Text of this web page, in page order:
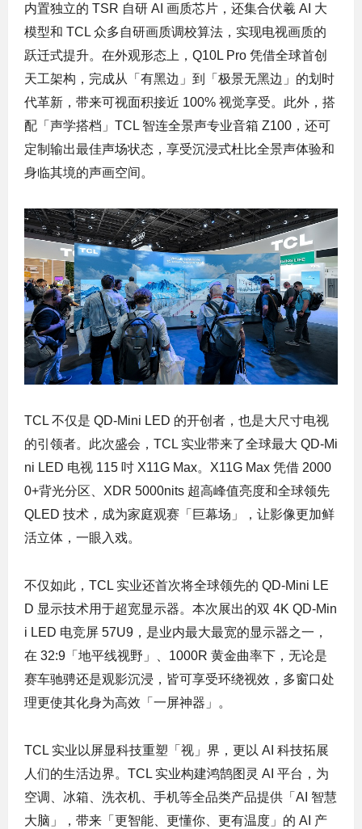
内置独立的 TSR 自研 AI 画质芯片，还集合伏羲 AI 大
模型和 TCL 众多自研画质调校算法，实现电视画质的
跃迁式提升。在外观形态上，Q10L Pro 凭借全球首创
天工架构，完成从「有黑边」到「极景无黑边」的划时
代革新，带来可视面积接近 100% 视觉享受。此外，搭
配「声学搭档」TCL 智连全景声专业音箱 Z100，还可
定制输出最佳声场状态，享受沉浸式杜比全景声体验和
身临其境的声画空间。
TCL 不仅是 QD-Mini LED 的开创者，也是大尺寸电视
的引领者。此次盛会，TCL 实业带来了全球最大 QD-Mi
ni LED 电视 115 吋 X11G Max。X11G Max 凭借 2000
0+背光分区、XDR 5000nits 超高峰值亮度和全球领先
QLED 技术，成为家庭观赛「巨幕场」，让影像更加鲜
活立体，一眼入戏。
不仅如此，TCL 实业还首次将全球领先的 QD-Mini LE
D 显示技术用于超宽显示器。本次展出的双 4K QD-Min
i LED 电竞屏 57U9，是业内最大最宽的显示器之一，
在 32:9「地平线视野」、1000R 黄金曲率下，无论是
赛车驰骋还是观影沉浸，皆可享受环绕视效，多窗口处
理更使其化身为高效「一屏神器」。
TCL 实业以屏显科技重塑「视」界，更以 AI 科技拓展
人们的生活边界。TCL 实业构建鸿鹄图灵 AI 平台，为
空调、冰箱、洗衣机、手机等全品类产品提供「AI 智慧
大脑」，带来「更智能、更懂你、更有温度」的 AI 产